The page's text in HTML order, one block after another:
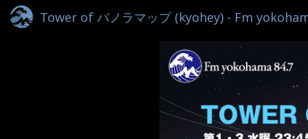
Tower of パノラマップ (kyohey) - Fm